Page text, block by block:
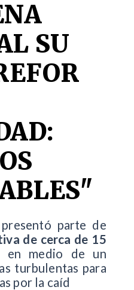
SU
parte de
de cerca de 15
en medio de un
turbulentas para
por la caíd